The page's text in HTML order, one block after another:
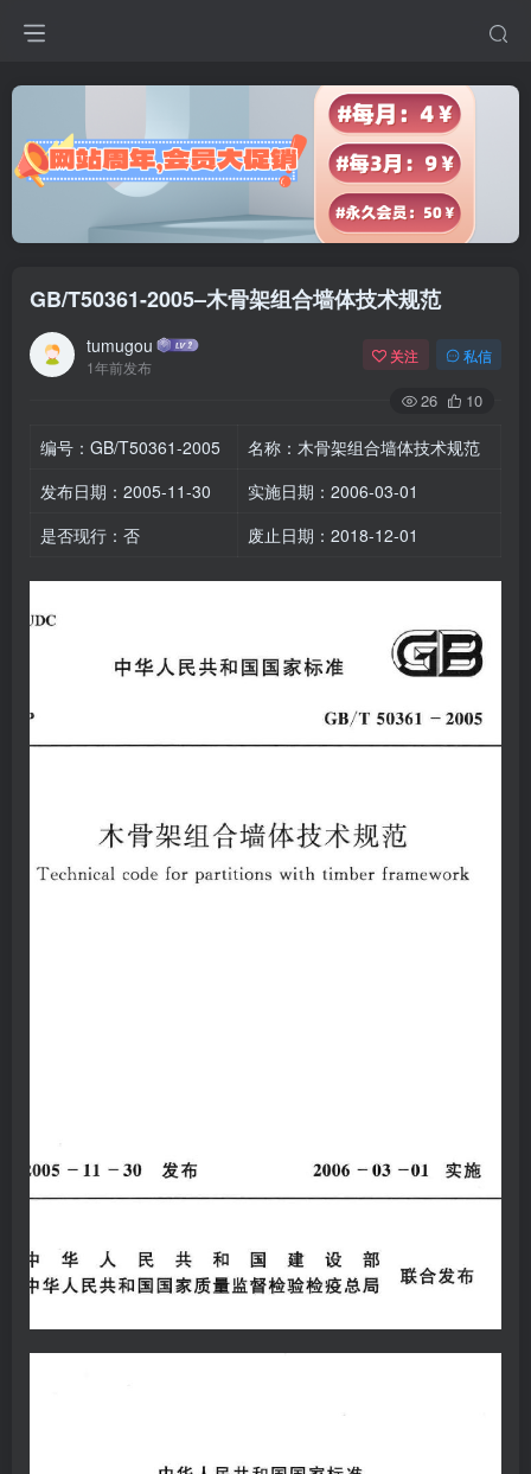
GB/T50361-2005–木骨架组合墙体技术规范
tumugou
1年前发布
关注 私信
26 10
编号：GB/T50361-2005
名称：木骨架组合墙体技术规范
发布日期：2005-11-30
实施日期：2006-03-01
是否现行：否
废止日期：2018-12-01